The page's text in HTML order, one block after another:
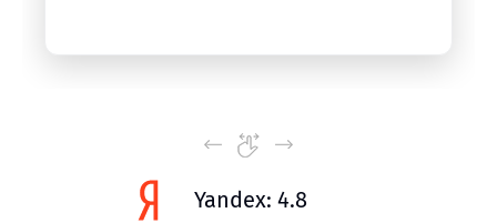
Yandex: 4.8